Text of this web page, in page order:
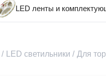
LED ленты и
/ LED светильники / Для